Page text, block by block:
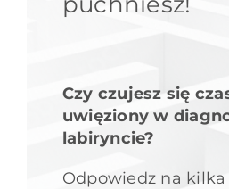
Czy czujesz się
uwięziony w
labiryncie?
Odpowiedz na